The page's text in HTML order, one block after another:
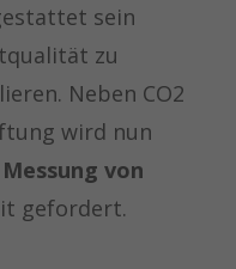
sein
zu
Neben CO2
wird nun
von
gefordert.